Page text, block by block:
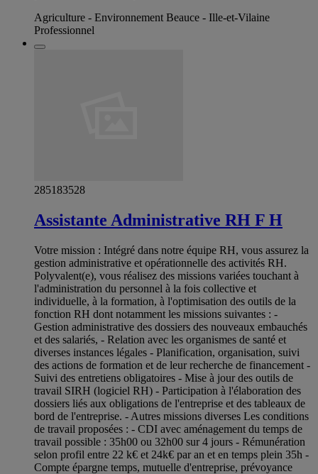
Agriculture - Environnement Beauce - Ille-et-Vilaine
Professionnel
285183528
Assistante Administrative RH F H
Votre mission : Intégré dans notre équipe RH, vous assurez la
gestion administrative et opérationnelle des activités RH.
Polyvalent(e), vous réalisez des missions variées touchant à
l'administration du personnel à la fois collective et
individuelle, à la formation, à l'optimisation des outils de la
fonction RH dont notamment les missions suivantes : -
Gestion administrative des dossiers des nouveaux embauchés
et des salariés, - Relation avec les organismes de santé et
diverses instances légales - Planification, organisation, suivi
des actions de formation et de leur recherche de financement -
Suivi des entretiens obligatoires - Mise à jour des outils de
travail SIRH (logiciel RH) - Participation à l'élaboration des
dossiers liés aux obligations de l'entreprise et des tableaux de
bord de l'entreprise. - Autres missions diverses Les conditions
de travail proposées : - CDI avec aménagement du temps de
travail possible : 35h00 ou 32h00 sur 4 jours - Rémunération
selon profil entre 22 k€ et 24k€ par an et en temps plein 35h -
Compte épargne temps, mutuelle d'entreprise, prévoyance